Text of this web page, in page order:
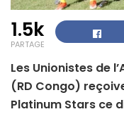
1.5k
PARTAGE
Les Unionistes de
(RD Congo)
Platinum Stars ce